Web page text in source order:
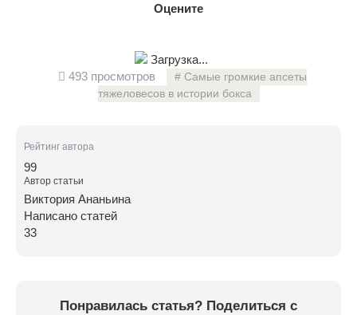
Оцените
Загрузка...
493 просмотров
Самые громкие апсеты
тяжеловесов в истории бокса
Рейтинг автора
99
Автор статьи
Виктория Ананьина
Написано статей
33
Понравилась статья? Поделиться с